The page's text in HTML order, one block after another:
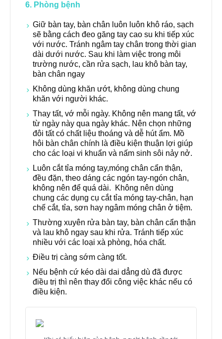
6. Phòng bệnh
Giữ bàn tay, bàn chân luôn luôn khô ráo, sạch
sẽ bằng cách đeo găng tay cao su khi tiếp xúc
với nước. Tránh ngâm tay chân trong thời gian
dài dưới nước. Sau khi làm việc trong môi
trường nước, cần rửa sạch, lau khô bàn tay,
bàn chân ngay
Không dùng khăn ướt, không dùng chung
khăn với người khác.
Thay tất, vớ mỗi ngày. Không nên mang tất, vớ
từ ngày này qua ngày khác. Nên chọn những
đôi tất có chất liệu thoáng và dễ hút ẩm. Mồ
hôi bàn chân chính là điều kiện thuận lợi giúp
cho các loại vi khuẩn và nấm sinh sôi nảy nở.
Luôn cắt tỉa móng tay,móng chân cẩn thận,
đều đặn, theo dáng các ngón tay-ngón chân,
không nên để quá dài. Không nên dùng
chung các dụng cụ cắt tỉa móng tay-chân, hạn
chế cắt, tỉa, sơn hay ngâm móng chân ở tiệm.
Thường xuyên rửa bàn tay, bàn chân cẩn thận
và lau khô ngay sau khi rửa. Tránh tiếp xúc
nhiều với các loại xà phòng, hóa chất.
Điều trị càng sớm càng tốt.
Nếu bệnh cứ kéo dài dai dẳng dù đã được
điều trị thì nên thay đổi công việc khác nếu có
điều kiện.